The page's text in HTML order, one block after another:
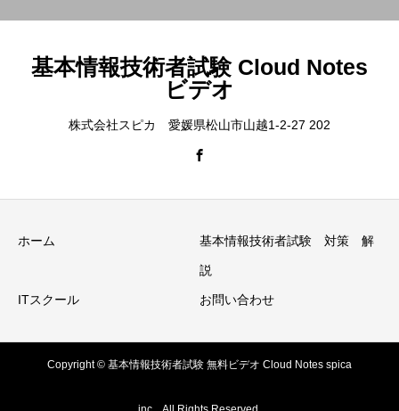
基本情報技術者試験 Cloud Notes
ビデオ
株式会社スピカ 愛媛県松山市山越1-2-27 202
ホーム 基本情報技術者試験 対策 解
説
ITスクール お問い合わせ
Copyright © 基本情報技術者試験 無料ビデオ Cloud Notes spica